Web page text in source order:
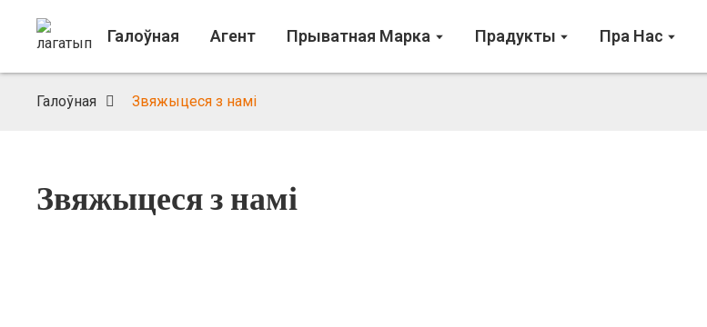
Галоўная Агент Прыватная Марка Прадукты Пра Нас
Галоўная Звяжыцеся з намі
Звяжыцеся з намі